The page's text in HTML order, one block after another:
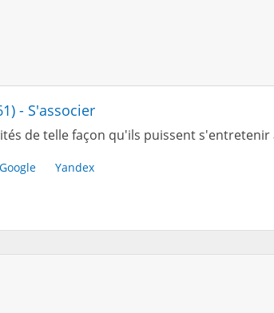
- S'associer
de telle façon qu'ils puissent
Google Yandex